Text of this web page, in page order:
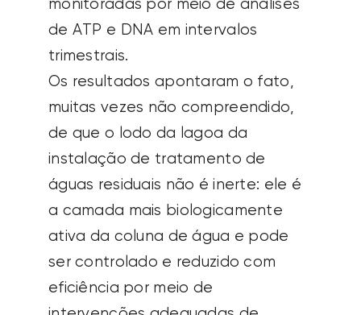
monitoradas por meio de análises
de ATP e DNA em intervalos
trimestrais.
Os resultados apontaram o fato,
muitas vezes não compreendido,
de que o lodo da lagoa da
instalação de tratamento de
águas residuais não é inerte: ele é
a camada mais biologicamente
ativa da coluna de água e pode
ser controlado e reduzido com
eficiência por meio de